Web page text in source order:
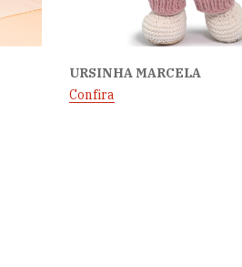
URSINHA MARCELA
Confira